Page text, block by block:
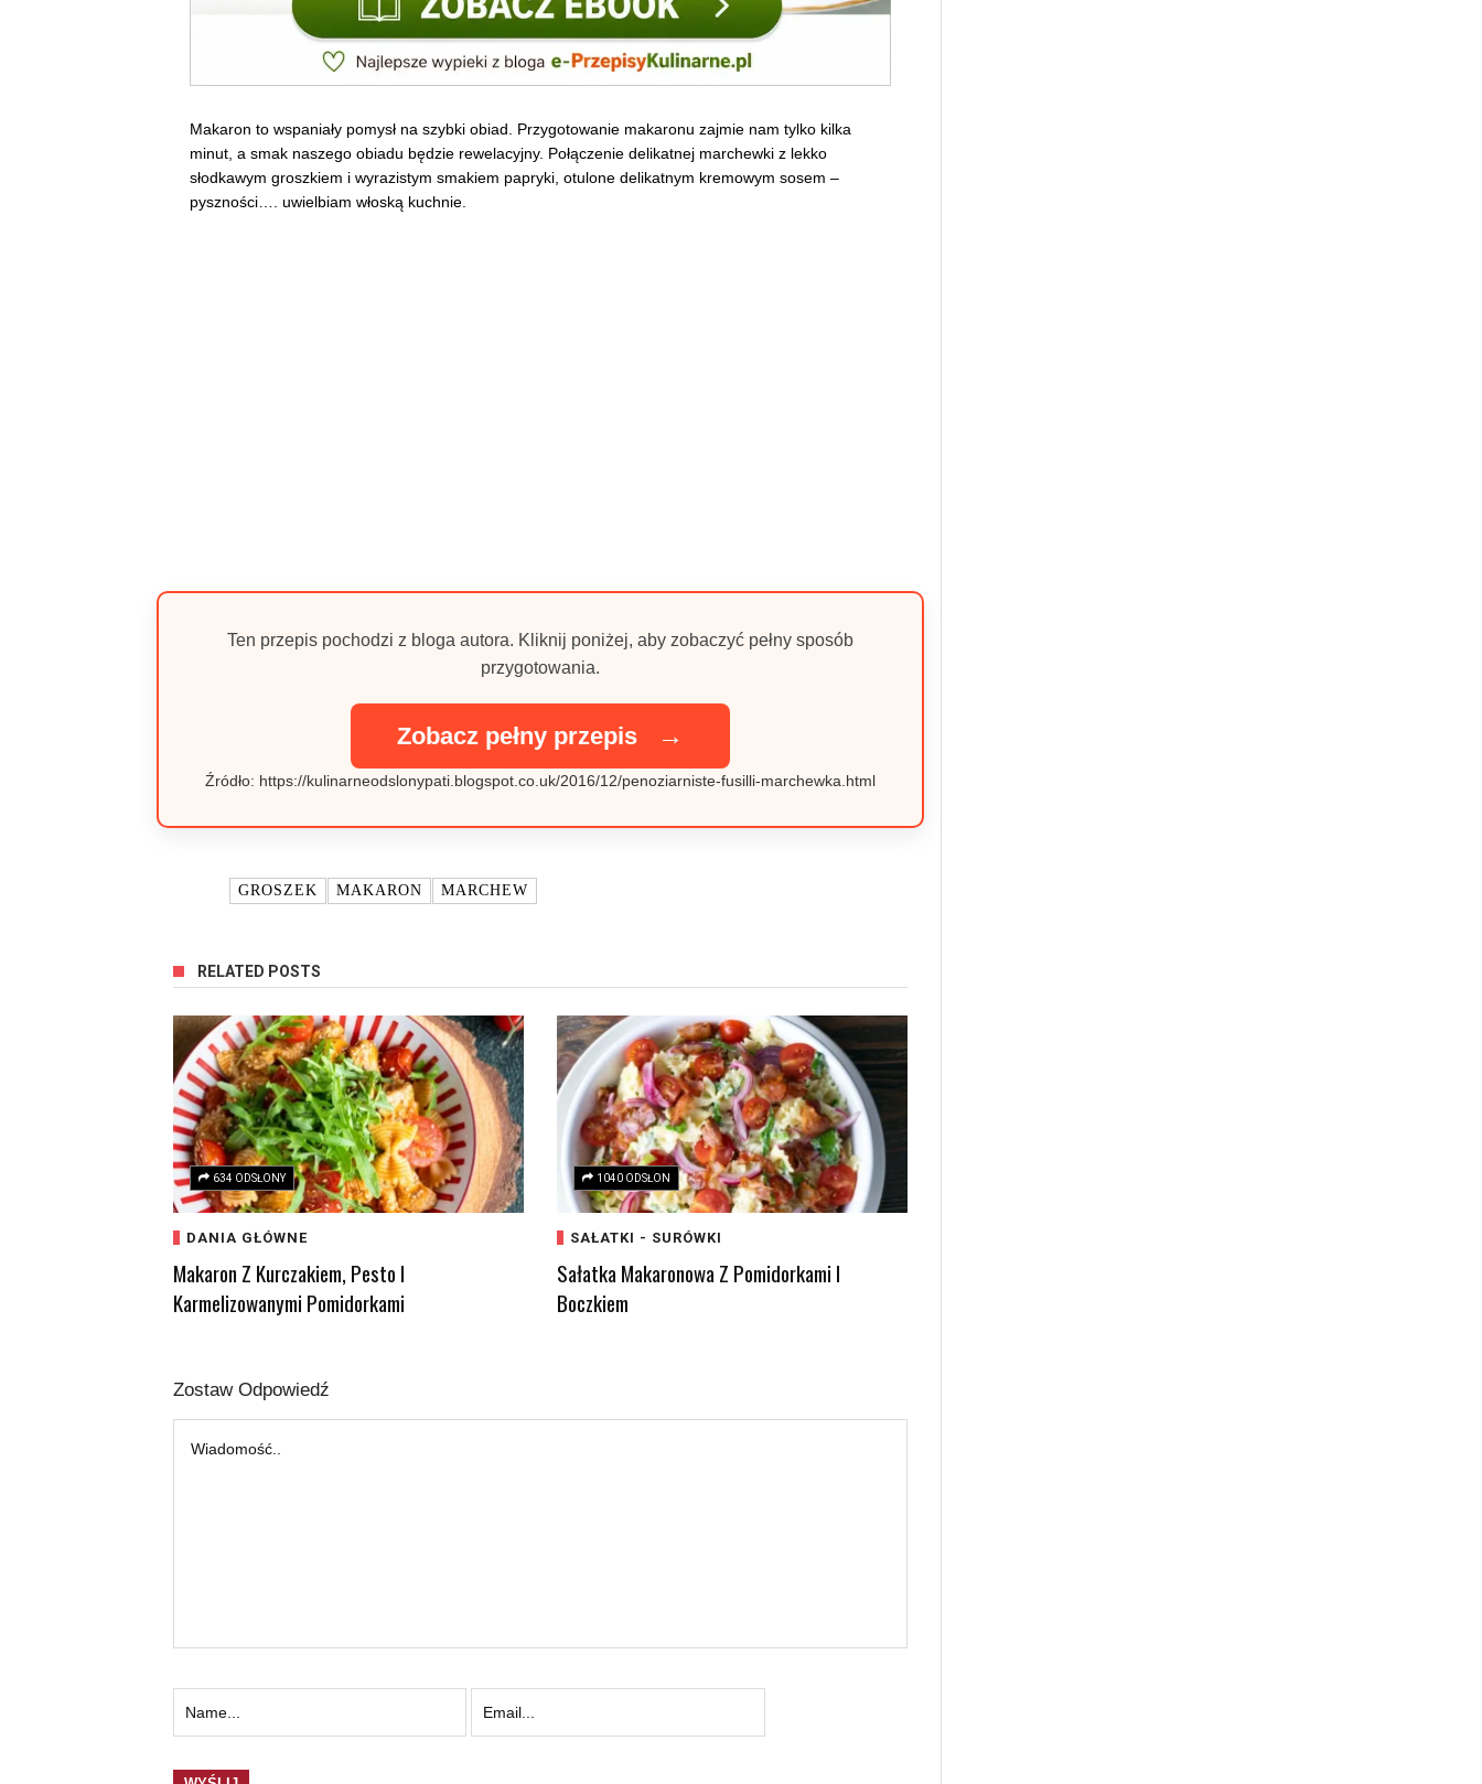
Makaron to wspaniały pomysł na szybki obiad. Przygotowanie makaronu zajmie nam tylko kilka
minut, a smak naszego obiadu będzie rewelacyjny. Połączenie delikatnej marchewki z lekko
słodkawym groszkiem i wyrazistym smakiem papryki, otulone delikatnym kremowym sosem –
pyszności…. uwielbiam włoską kuchnie.
Ten przepis pochodzi z bloga autora. Kliknij poniżej, aby zobaczyć pełny sposób
przygotowania.
Zobacz pełny przepis →
Źródło: https://kulinarneodslonypati.blogspot.co.uk/2016/12/penoziarniste-fusilli-marchewka.html
GROSZEK MAKARON MARCHEW
RELATED POSTS
634 ODSŁONY
DANIA GŁÓWNE
Makaron Z Kurczakiem, Pesto I
Karmelizowanymi Pomidorkami
1040 ODSŁON
SAŁATKI - SURÓWKI
Sałatka Makaronowa Z Pomidorkami I
Boczkiem
Zostaw Odpowiedź